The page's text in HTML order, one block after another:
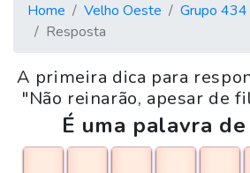
Home Velho Oeste Grupo 434
Resposta
A primeira dica para
"Não reinarão, apesar de
É uma palavra